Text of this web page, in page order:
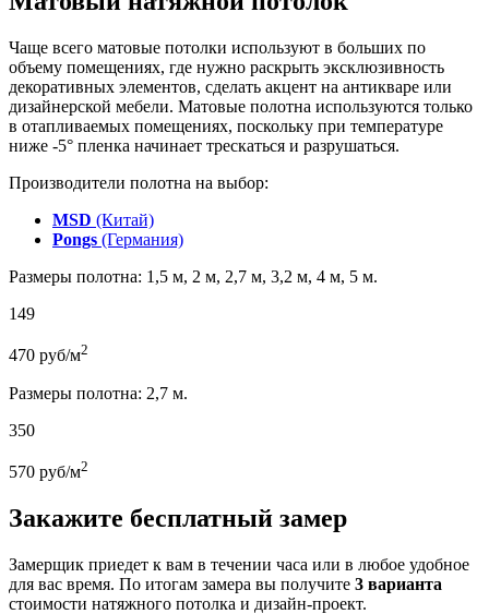
Чаще всего матовые потолки используют в больших по
объему помещениях, где нужно раскрыть эксклюзивность
декоративных элементов, сделать акцент на антикваре или
дизайнерской мебели. Матовые полотна используются только
в отапливаемых помещениях, поскольку при температуре
ниже -5° пленка начинает трескаться и разрушаться.
Производители полотна на выбор:
MSD (Китай)
Pongs (Германия)
Размеры полотна: 1,5 м, 2 м, 2,7 м, 3,2 м, 4 м, 5 м.
149
470 руб/м2
Размеры полотна: 2,7 м.
350
570 руб/м2
Закажите бесплатный замер
Замерщик приедет к вам в течении часа или в любое удобное
для вас время. По итогам замера вы получите 3 варианта
стоимости натяжного потолка и дизайн-проект.